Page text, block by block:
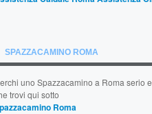
SPAZZACAMINO ROMA
uno Spazzacamino a Roma serio
trovi qui sotto
Roma